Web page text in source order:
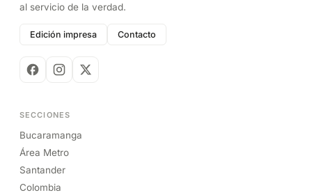
al servicio de la verdad.
Edición impresa Contacto
SECCIONES
Bucaramanga
Área Metro
Santander
Colombia